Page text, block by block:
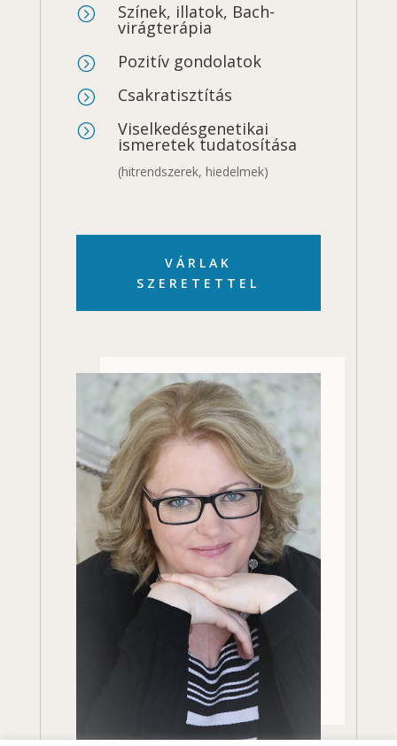
= Színek, illatok, Bach-
virágterápia
= Pozitív gondolatok
= Csakratisztítás
= Viselkedésgenetikai
ismeretek tudatosítása
(hitrendszerek, hiedelmek)
VÁRLAK
SZERETETTEL